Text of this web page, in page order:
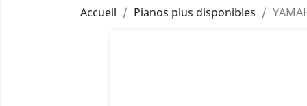
Accueil Pianos plus disponibles